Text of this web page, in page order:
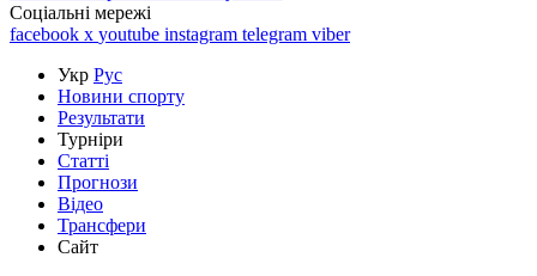
Соціальні мережі
facebook x youtube instagram telegram viber
Укр Рус
Новини спорту
Результати
Турніри
Статті
Прогнози
Відео
Трансфери
Сайт